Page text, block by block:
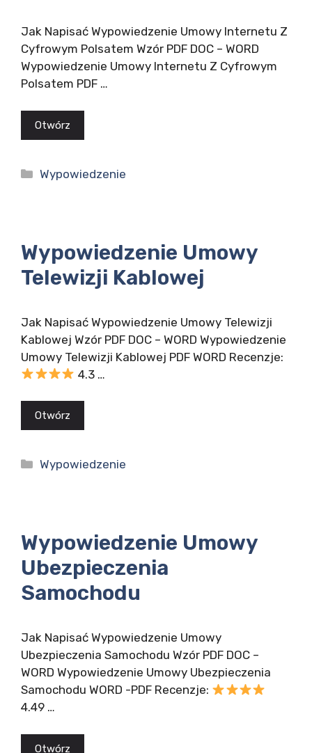
Jak Napisać Wypowiedzenie Umowy Internetu Z
Cyfrowym Polsatem Wzór PDF DOC – WORD
Wypowiedzenie Umowy Internetu Z Cyfrowym
Polsatem PDF …
Otwórz
Kategorie
Wypowiedzenie
Wypowiedzenie Umowy
Telewizji Kablowej
Jak Napisać Wypowiedzenie Umowy Telewizji
Kablowej Wzór PDF DOC – WORD Wypowiedzenie
Umowy Telewizji Kablowej PDF WORD Recenzje:
4.3 …
Otwórz
Kategorie
Wypowiedzenie
Wypowiedzenie Umowy
Ubezpieczenia
Samochodu
Jak Napisać Wypowiedzenie Umowy
Ubezpieczenia Samochodu Wzór PDF DOC –
WORD Wypowiedzenie Umowy Ubezpieczenia
Samochodu WORD -PDF Recenzje:
4.49 …
Otwórz